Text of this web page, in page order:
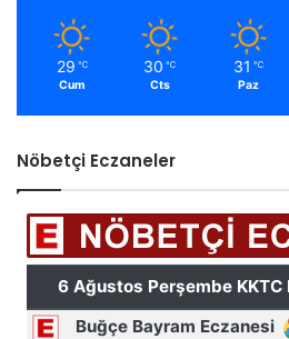
29 ℃
Cum
30 ℃
Cts
31 ℃
Paz
Nöbetçi Eczaneler